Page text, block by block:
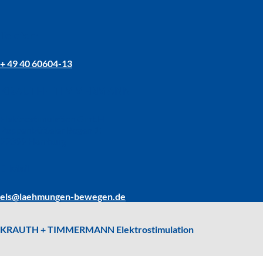
+ 49 40 60604-13
els@laehmungen-bewegen.de
KRAUTH + TIMMERMANN Elektrostimulation